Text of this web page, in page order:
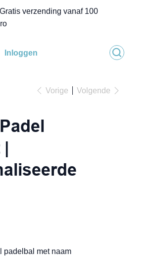
verzending vanaf 100
Inloggen
Vorige Volgende
padelbal met naam